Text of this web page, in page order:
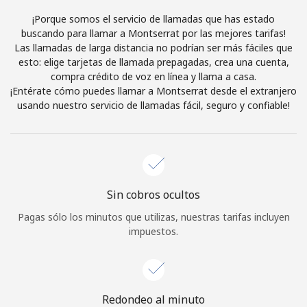
estosTérminos y condiciones.
Únete
¡Porque somos el servicio de llamadas que has estado
buscando para llamar a Montserrat por las mejores tarifas!
Las llamadas de larga distancia no podrían ser más fáciles que
esto: elige tarjetas de llamada prepagadas, crea una cuenta,
compra crédito de voz en línea y llama a casa.
¡Entérate cómo puedes llamar a Montserrat desde el extranjero
usando nuestro servicio de llamadas fácil, seguro y confiable!
Sin cobros ocultos
Pagas sólo los minutos que utilizas, nuestras tarifas incluyen
impuestos.
Redondeo al minuto